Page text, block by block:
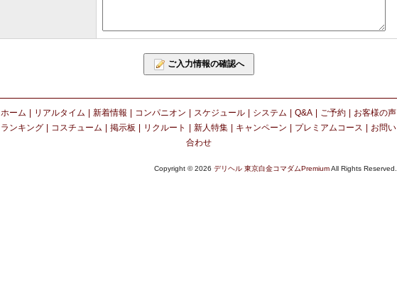
ご入力情報の確認へ
ホーム リアルタイム 新着情報 コンパニオン スケジュール システム Q&A ご予約
お客様の声
ランキング
コスチューム 掲示板 リクルート 新人特集 キャンペーン プレミアムコース
お問い
合わせ
Copyright © 2026 デリヘル 東京白金コマダムPremiumAll Rights Reserved.